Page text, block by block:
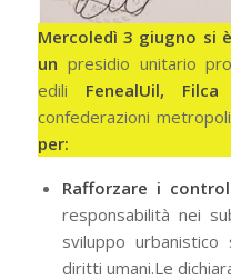
Mercoledì 3 giugno si
un presidio unitario
edili FenealUil,
confederazioni
per:
Rafforzare i
responsabilità nei
sviluppo
diritti umani.Le